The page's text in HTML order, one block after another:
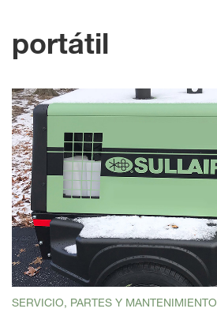
portátil
SERVICIO, PARTES Y MANTENIMIENTO